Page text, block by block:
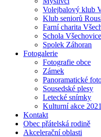
Volejbalový klub
Klub seniorů
Farní charita
Schola Všechovice
Spolek Záhoran
Fotogalerie
Fotografie obce
Zámek
Panoramatické
Sousedské plesy
Letecké snímky
Kulturní akce 2021
Kontakt
Obec přátelská rodině
Akcelerační oblasti